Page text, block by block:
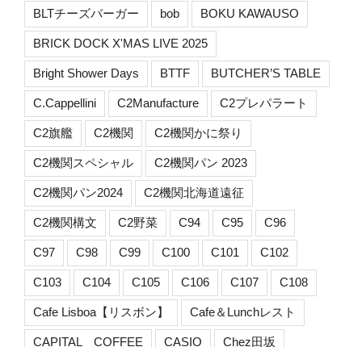
BLTチーズバーガー bob BOKU KAWAUSO
BRICK DOCK X'MAS LIVE 2025
Bright Shower Days BTTF BUTCHER’S TABLE
C.Cappellini C2Manufacture C2プレパラート
C2旗艦 C2機関 C2機関かに祭り
C2機関スペシャル C2機関パン 2023
C2機関パン2024 C2機関北海道遠征
C2機関構文 C2野菜 C94 C95 C96
C97 C98 C99 C100 C101 C102
C103 C104 C105 C106 C107 C108
Cafe Lisboa【リスボン】 Cafe＆Lunchレスト
CAPITAL COFFEE CASIO Chez田坂